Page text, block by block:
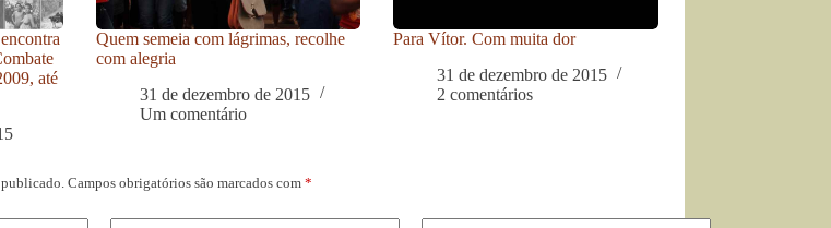
até
Quem semeia com lágrimas, recolhe
com alegria
31 de dezembro de 2015
Um comentário
Para Vítor. Com muita dor
31 de dezembro de 2015
2 comentários
Campos obrigatórios são marcados com *